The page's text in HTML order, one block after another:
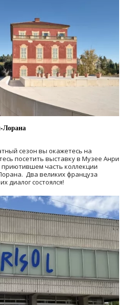
Лорана
сезон вы окажетесь на
посетить выставку в Музее Анри
часть коллекции
Два великих француза
диалог состоялся!